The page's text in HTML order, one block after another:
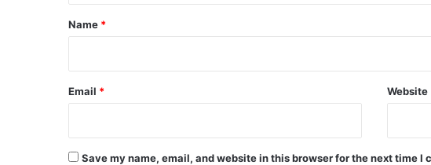
*
Name *
Email * Website
Save my name, email, and website in this browser for the next time I